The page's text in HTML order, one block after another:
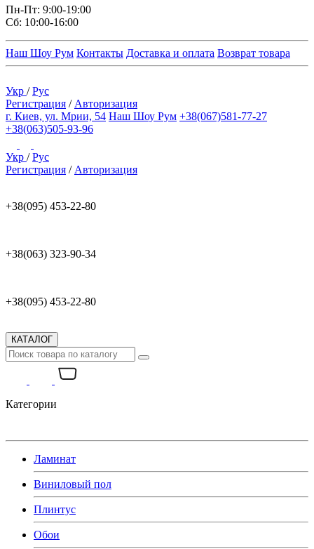
Пн-Пт: 9:00-19:00
Сб: 10:00-16:00
Наш Шоу Рум Контакты Доставка и оплата Возврат товара
Укр /Рус
Регистрация / Авторизация
г. Киев, ул. Мрии, 54 Наш Шоу Рум +38(067)581-77-27
+38(063)505-93-96
Укр /Рус
Регистрация / Авторизация
+38(095) 453-22-80
+38(063) 323-90-34
+38(095) 453-22-80
КАТАЛОГ
Категории
Ламинат
Виниловый пол
Плинтус
Обои